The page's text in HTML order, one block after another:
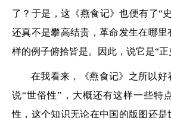
了？于是，这《燕食记》也便有了“
还真不是攀高结贵，革命发生在哪
样的例子俯拾皆是。因此，说它是“正
在我看来，《燕食记》之所以好
说“世俗性”，大概还有这样一些特
性，这个知识无论在中国的版图还